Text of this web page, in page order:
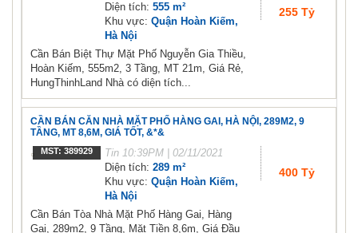
Diện tích: 555 m²
Khu vực: Quận Hoàn Kiếm,
Hà Nội
255 Tỷ
Cần Bán Biệt Thự Mặt Phố Nguyễn Gia Thiều,
Hoàn Kiếm, 555m2, 3 Tầng, MT 21m, Giá Rẻ,
HungThinhLand Nhà có diện tích...
CẦN BÁN CĂN NHÀ MẶT PHỐ HÀNG GAI, HÀ NỘI, 289M2, 9
TẦNG, MT 8,6M, GIÁ TỐT, &*&
MST: 389929 Tin 10:39PM | 02/11/2021
Diện tích: 289 m²
Khu vực: Quận Hoàn Kiếm,
Hà Nội
400 Tỷ
Cần Bán Tòa Nhà Mặt Phố Hàng Gai, Hàng
Gai, 289m2, 9 Tầng, Mặt Tiền 8,6m, Giá Đầu